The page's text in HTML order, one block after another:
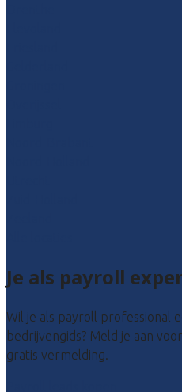
Je als payroll
Wil je als payroll professional
bedrijvengids? Meld je aan
gratis vermelding.